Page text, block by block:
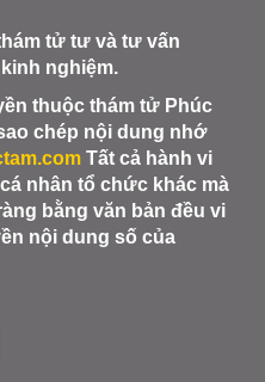
tử tư và tư vấn
nghiệm.
thuộc thám tử Phúc
chép nội dung nhớ
Tất cả hành vi
nhân tổ chức khác mà
bằng văn bản đều vi
nội dung số của